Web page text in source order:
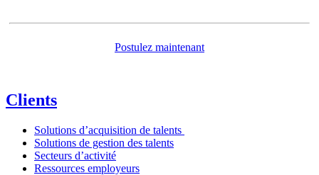
Postulez maintenant
Clients
Solutions d’acquisition de talents
Solutions de gestion des talents
Secteurs d’activité
Ressources employeurs